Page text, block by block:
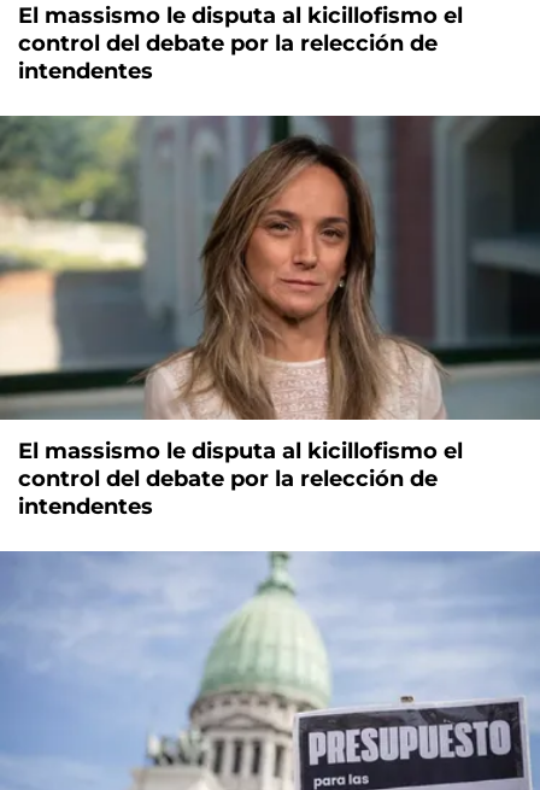
El massismo le disputa al kicillofismo el
control del debate por la relección de
intendentes
El massismo le disputa al kicillofismo el
control del debate por la relección de
intendentes